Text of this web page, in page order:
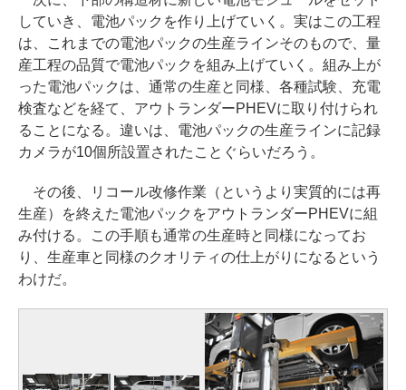
していき、電池パックを作り上げていく。実はこの工程
は、これまでの電池パックの生産ラインそのもので、量
産工程の品質で電池パックを組み上げていく。組み上が
った電池パックは、通常の生産と同様、各種試験、充電
検査などを経て、アウトランダーPHEVに取り付けられ
ることになる。違いは、電池パックの生産ラインに記録
カメラが10個所設置されたことぐらいだろう。
その後、リコール改修作業（というより実質的には再
生産）を終えた電池パックをアウトランダーPHEVに組
み付ける。この手順も通常の生産時と同様になってお
り、生産車と同様のクオリティの仕上がりになるという
わけだ。